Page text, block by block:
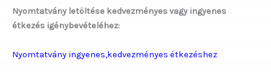
Nyomtatvány letöltése kedvezményes vagy ingyenes
étkezés igénybevételéhez:
Nyomtatvány ingyenes,kedvezményes étkezéshez